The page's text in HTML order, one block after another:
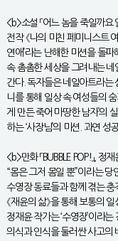
<b>소설 「어느 놈을 죽일까요
전작 《나의 미친 페미니스트
연애’라는 난해한 미션을 돌
속 촘촘한 세상을 그려내는
간다. 독자들은 네일아트라는
니를 통해 일상 속 여성들의
게 만든 죽어 마땅한 남자’의
하는 ‘사장님’의 미션. 과연 성
<b>만화 「BUBBLE POP!」, 정재
“몸은 그저 몸일 뿐”이라는
수영장 동료들과 함께 겪는 충
《재윤의 삶》을 통해 보통의
정재윤 작가는 ‘수영장’이라
의식과 인식을 둘러싼 사고의